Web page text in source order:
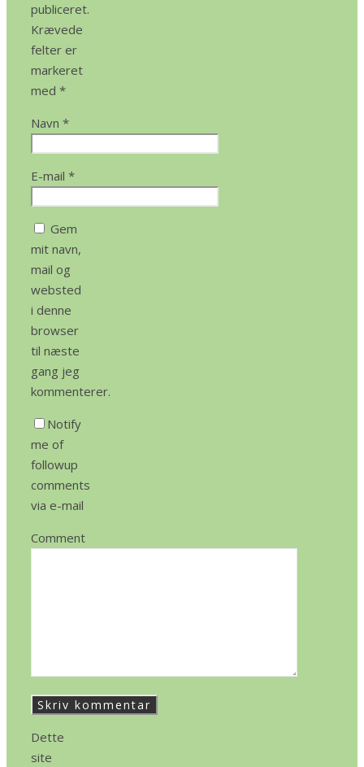
publiceret.
Krævede
felter er
markeret
med *
Navn *
E-mail *
Gem
mit navn,
mail og
websted
i denne
browser
til næste
gang jeg
kommenterer.
Notify
me of
followup
comments
via e-mail
Comment
Dette
site